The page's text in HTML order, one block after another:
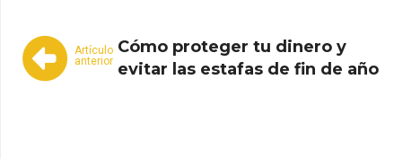
Artículo
anterior
Cómo proteger tu dinero y
evitar las estafas de fin de año